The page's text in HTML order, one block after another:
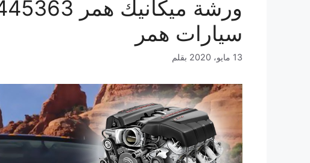
سيارات همر
13 مايو، 2020 بقلم